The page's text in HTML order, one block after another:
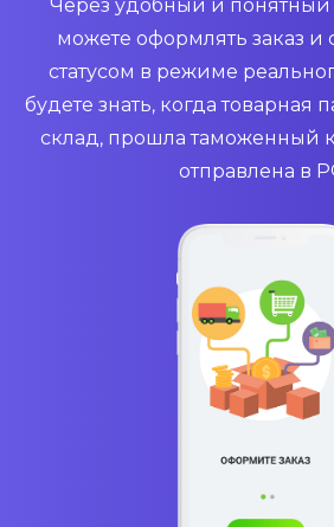
Через удобный и
можете оформлять заказ и
статусом в режиме
будете знать, когда товарная
склад, прошла таможенный
отправлена в